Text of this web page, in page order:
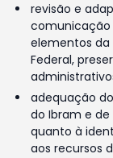
revisão e
comunicação
elementos da
Federal,
adequação
do Ibram e de
quanto à
aos recursos